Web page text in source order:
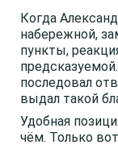
Когда
набережной,
пункты,
последовал
выдал такой
Удобная
чём. Только